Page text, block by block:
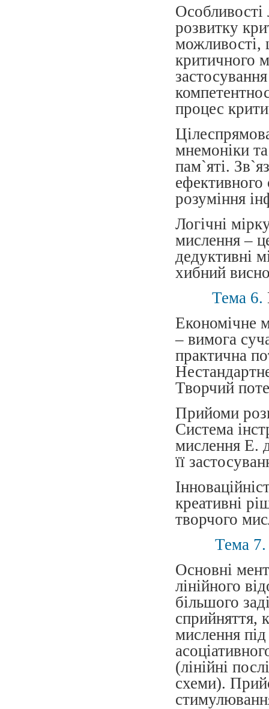
Особливості
розвитку
можливості,
критичного
процес
мнемоніки
пам`яті.
ефективного
розуміння
Логічні
мислення –
дедуктивні
хибний
Тема 6.
Економічне
– вимога
практична
Творчий
Прийоми
Система
мислення Е.
її
креативні
творчого
Тема 7.
Основні
лінійного
більшого
сприйняття,
мислення
(лінійні
схеми).